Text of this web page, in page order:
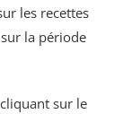
les recettes
la période
sur le